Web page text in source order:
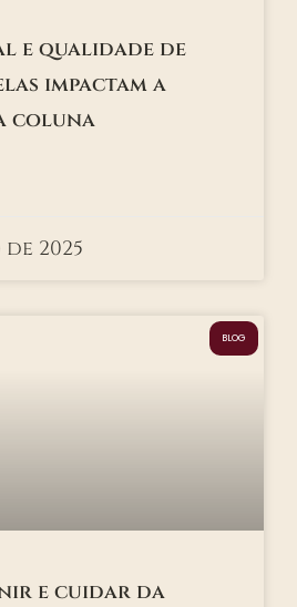
e qualidade de
impactam a
coluna
2025
BLOG
e cuidar da